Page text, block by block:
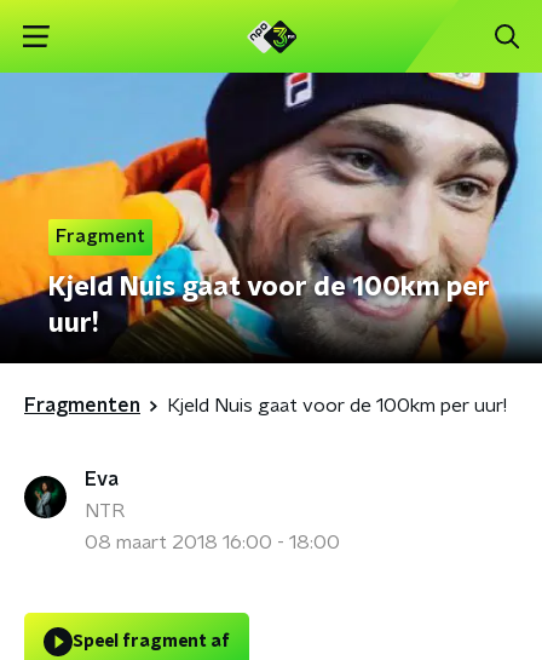
Fragment
Kjeld Nuis gaat voor de 100km per
uur!
Fragmenten Kjeld Nuis gaat voor de 100km per uur!
Eva
NTR
08 maart 2018 16:00 - 18:00
Speel fragment af